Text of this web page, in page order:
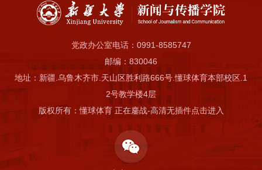
党政办公室电话：0991-8585747
邮编：830046
地址：新疆.乌鲁木齐市.天山区胜利路666号.懂球体育本部校区.1
2号教学楼4层
版权所有：懂球体育 正在鏖战-高清无插件点击进入